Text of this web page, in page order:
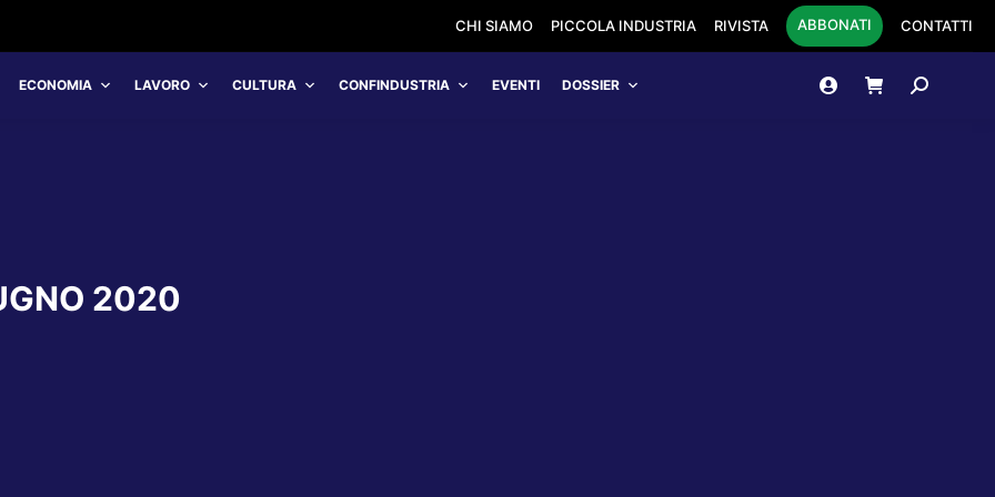
CHI SIAMO PICCOLA INDUSTRIA RIVISTA ABBONATI CONTATTI
ECONOMIA LAVORO CULTURA CONFINDUSTRIA EVENTI DOSSIER Cerca:
2020